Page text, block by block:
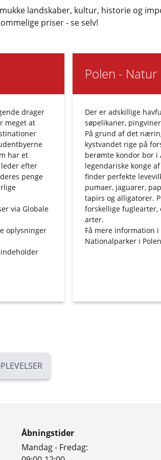
landskaber, kultur, historie og
priser - se selv!
drager
meget at
har et
efter
penge
viaGlobale
oplysninger
indeholder
Polen - Natur
Der er adskillige
søpelikaner,
På grund af det
kystvandet rige på
berømte kondor bor i
legendariske konge
finder perfekte
pumaer, jaguarer,
tapirs og alligatorer.
forskellige fuglearter,
arter.
Få mere information
Nationalparkeri Polen
Åbningstider
Mandag - Fredag: